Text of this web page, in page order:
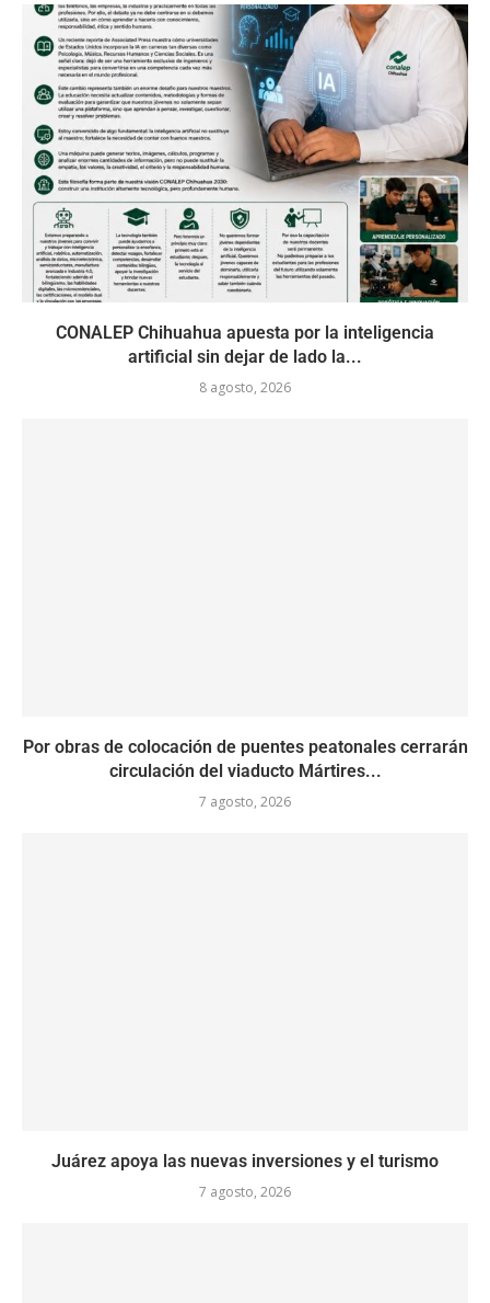
CONALEP Chihuahua apuesta por la inteligencia
artificial sin dejar de lado la...
8 agosto, 2026
Por obras de colocación de puentes peatonales cerrarán
circulación del viaducto Mártires...
7 agosto, 2026
Juárez apoya las nuevas inversiones y el turismo
7 agosto, 2026